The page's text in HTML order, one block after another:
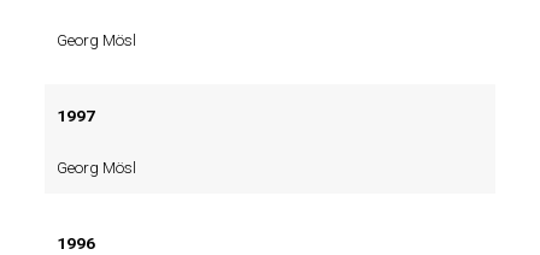
Georg Mösl
1997
Georg Mösl
1996